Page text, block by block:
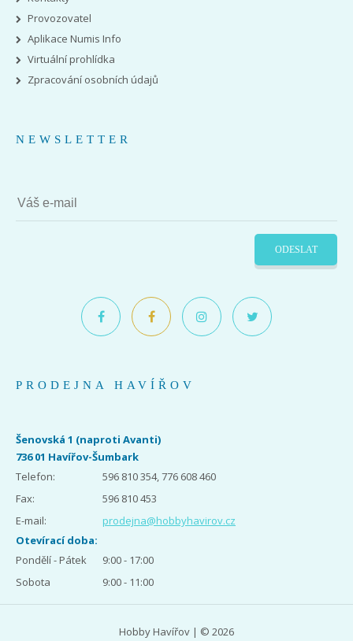
Provozovatel
Aplikace Numis Info
Virtuální prohlídka
Zpracování osobních údajů
NEWSLETTER
ODESLAT
PRODEJNA HAVÍŘOV
Šenovská 1 (naproti Avanti)
736 01 Havířov-Šumbark
Telefon:
596 810 354, 776 608 460
Fax:
596 810 453
E-mail:
prodejna@hobbyhavirov.cz
Otevírací doba:
Pondělí - Pátek
9:00 - 17:00
Sobota
9:00 - 11:00
Hobby Havířov | © 2026